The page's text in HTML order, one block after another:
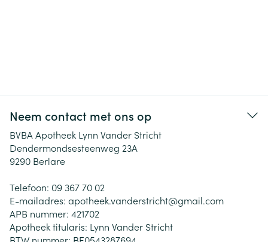
Neem contact met ons op
BVBA Apotheek Lynn Vander Stricht
Dendermondsesteenweg 23A
9290 Berlare
Telefoon: 09 367 70 02
E-mailadres: apotheek.vanderstricht@gmail.com
APB nummer: 421702
Apotheek titularis: Lynn Vander Stricht